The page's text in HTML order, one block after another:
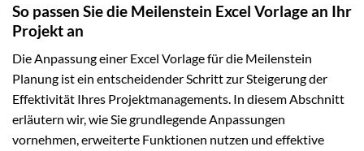
So passen Sie die Meilenstein Excel Vorlage an Ihr
Projekt an
Die Anpassung einer Excel Vorlage für die Meilenstein
Planung ist ein entscheidender Schritt zur Steigerung der
Effektivität Ihres Projektmanagements. In diesem Abschnitt
erläutern wir, wie Sie grundlegende Anpassungen
vornehmen, erweiterte Funktionen nutzen und effektive